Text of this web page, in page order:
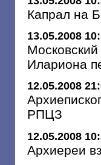
Капрал на
13.05.2008
Илариона
12.05.2008
РПЦЗ
12.05.2008
Архиереи